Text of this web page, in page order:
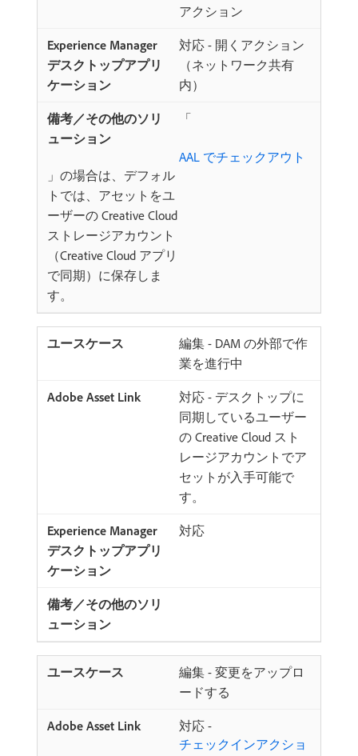
アクション
対応 - 開くアクション
（ネットワーク共有
内）
「
AAL でチェックアウト
」の場合は、デフォル
トでは、アセットをユ
ーザーの Creative Cloud
ストレージアカウント
（Creative Cloud アプリ
で同期）に保存しま
す。
編集 - DAM の外部で作
業を進行中
対応 - デスクトップに
同期しているユーザー
の Creative Cloud スト
レージアカウントでア
セットが入手可能で
す。
対応
編集 - 変更をアップロ
ードする
対応 -
チェックインアクショ